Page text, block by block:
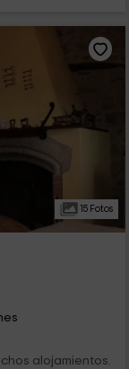
15 Fotos
alojamientos.